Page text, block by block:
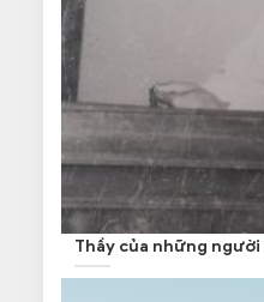
Thầy của những